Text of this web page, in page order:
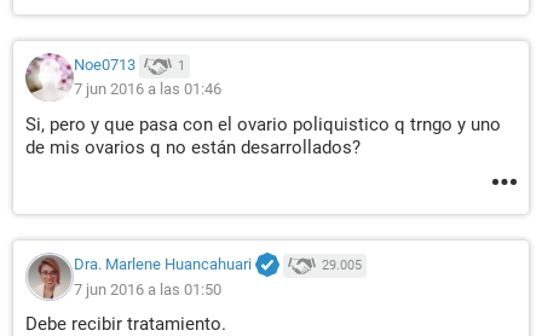
Noe0713 1
7 jun 2016 a las 01:46
Si, pero y que pasa con el ovario poliquistico q trngo y uno
de mis ovarios q no están desarrollados?
Dra. Marlene Huancahuari 29.005
7 jun 2016 a las 01:50
Debe recibir tratamiento.